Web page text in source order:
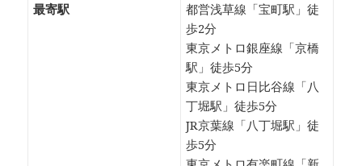
最寄駅
都営浅草線「宝町駅」徒
歩2分
東京メトロ銀座線「京橋
駅」徒歩5分
東京メトロ日比谷線「八
丁堀駅」徒歩5分
JR京葉線「八丁堀駅」徒
歩5分